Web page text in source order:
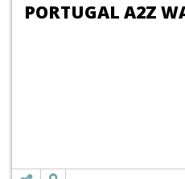
PORTUGAL A2Z